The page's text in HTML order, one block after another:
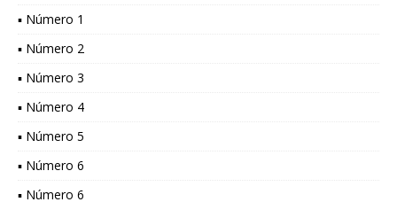
▪ Número 1
▪ Número 2
▪ Número 3
▪ Número 4
▪ Número 5
▪ Número 6
▪ Número 6